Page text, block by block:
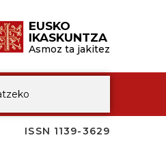
EUSKO
IKASKUNTZA
Asmoz ta jakitez
ISSN 1139-3629